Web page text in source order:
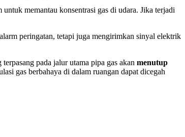
memantau konsentrasi gas di udara. Jika terjadi
peringatan, tetapi juga mengirimkan sinyal elektrik
pada jalur utama pipa gas akan menutup
gas berbahaya di dalam ruangan dapat dicegah